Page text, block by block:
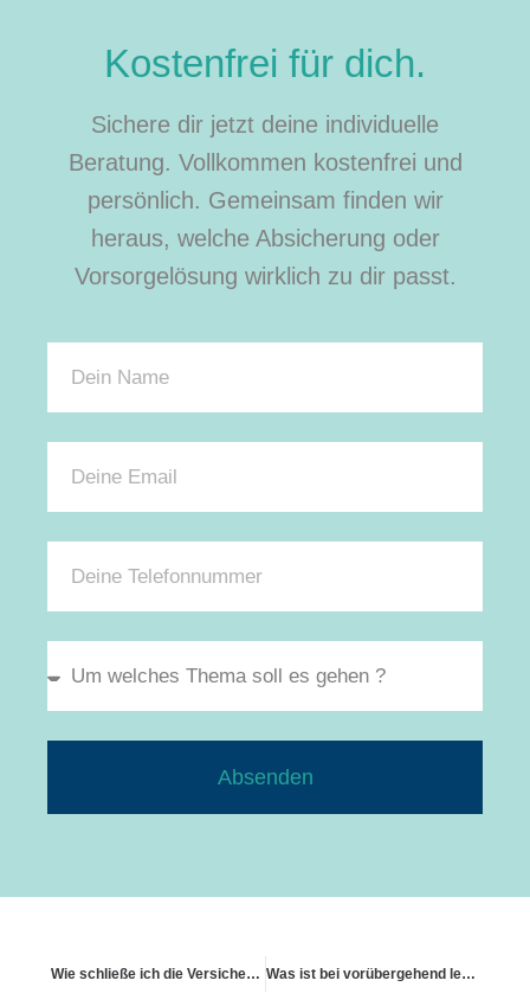
Kostenfrei für dich.
Sichere dir jetzt deine individuelle
Beratung. Vollkommen kostenfrei und
persönlich. Gemeinsam finden wir
heraus, welche Absicherung oder
Vorsorgelösung wirklich zu dir passt.
Absenden
Wie schließe ich die Versicherung für ein Mehrfamilienhaus ab Was ist bei vorübergehend leerstehenden Immobilien zu beachten?